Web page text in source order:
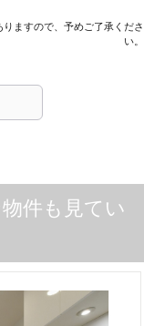
ますので、予めご了承くださ
い。
件も見てい